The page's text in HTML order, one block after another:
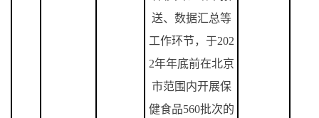
送、数据汇总等
工作环节，于202
2年年底前在北京
市范围内开展保
健食品560批次的